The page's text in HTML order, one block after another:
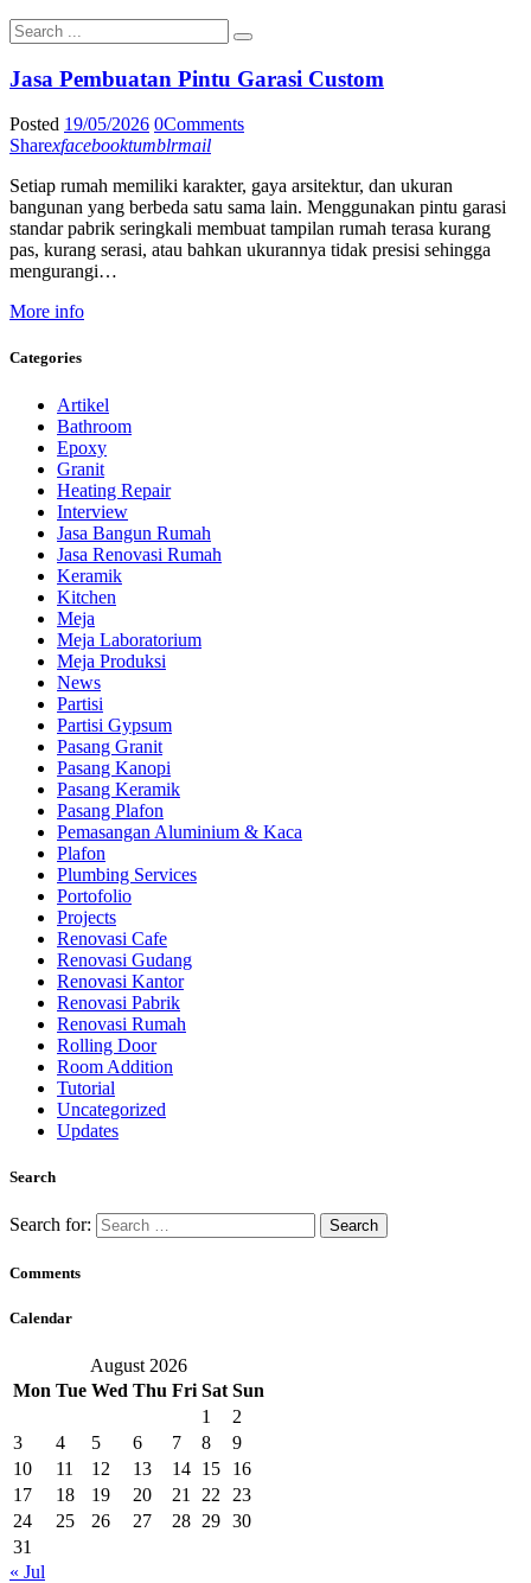
Jasa Pembuatan Pintu Garasi Custom
Posted 19/05/2026 0Comments
Sharexfacebooktumblrmail
Setiap rumah memiliki karakter, gaya arsitektur, dan ukuran
bangunan yang berbeda satu sama lain. Menggunakan pintu garasi
standar pabrik seringkali membuat tampilan rumah terasa kurang
pas, kurang serasi, atau bahkan ukurannya tidak presisi sehingga
mengurangi…
More info
Categories
Artikel
Bathroom
Epoxy
Granit
Heating Repair
Interview
Jasa Bangun Rumah
Jasa Renovasi Rumah
Keramik
Kitchen
Meja
Meja Laboratorium
Meja Produksi
News
Partisi
Partisi Gypsum
Pasang Granit
Pasang Kanopi
Pasang Keramik
Pasang Plafon
Pemasangan Aluminium & Kaca
Plafon
Plumbing Services
Portofolio
Projects
Renovasi Cafe
Renovasi Gudang
Renovasi Kantor
Renovasi Pabrik
Renovasi Rumah
Rolling Door
Room Addition
Tutorial
Uncategorized
Updates
Search
Search for:
Comments
Calendar
August 2026
Mon Tue Wed Thu Fri Sat Sun
1
2
3
4 5 6 7 8
9
10
11 12 13 14 15
16
17
18 19 20 21 22
23
24
25 26 27 28 29 30
31
« Jul